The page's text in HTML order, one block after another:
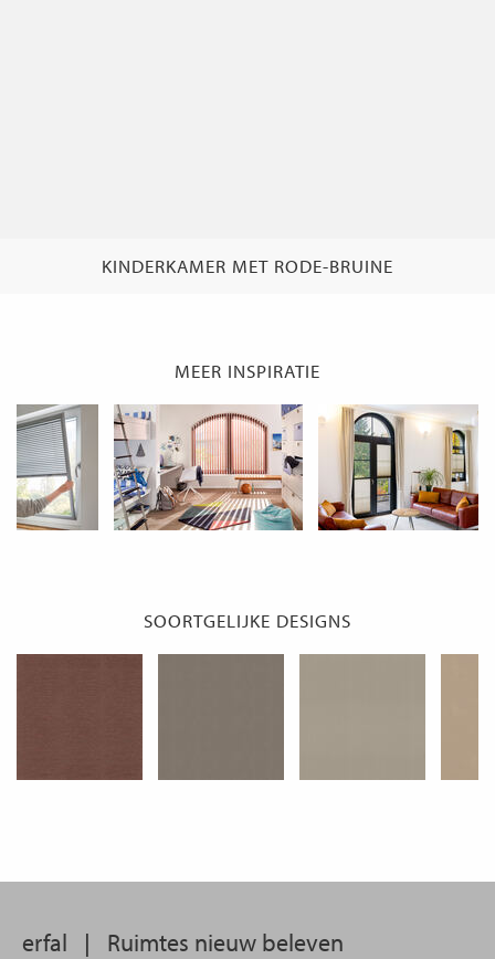
KINDERKAMER MET RODE-BRUINE
MEER INSPIRATIE
SOORTGELIJKE DESIGNS
erfal | Ruimtes nieuw beleven